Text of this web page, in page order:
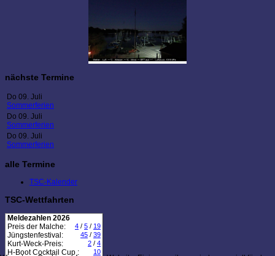
nächste Termine
Do 09. Juli
Sommerferien
Do 09. Juli
Sommerferien
Do 09. Juli
Sommerferien
alle Termine
TSC-Kalender
TSC-Wettfahrten
Meldezahlen 2026
Preis der Malche:
4 / 5 / 19
Jüngstenfestival: 45 / 39
Kurt-Weck-Preis: 2 / 4
H-Boot Cocktail Cup : 10